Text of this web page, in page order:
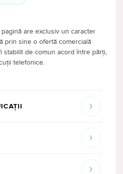
are exclusiv un caracter
prin sine o ofertă comercială
stabilit de comun acord între părți,
telefonice.